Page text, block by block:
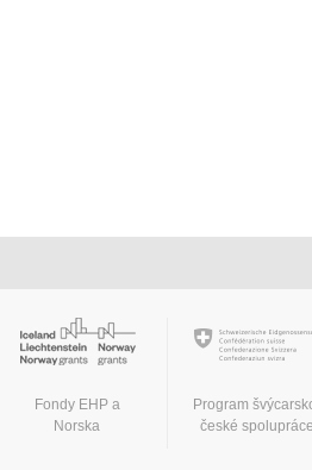
Fondy EHP a
Norska
Program
české